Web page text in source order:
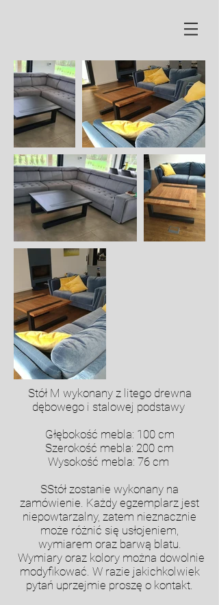
Stół M wykonany z litego drewna
dębowego i stalowej podstawy
Głębokość mebla: 100 cm
Szerokość mebla: 200 cm
Wysokość mebla: 76 cm
SStół zostanie wykonany na
zamówienie. Każdy egzemplarz jest
niepowtarzalny, zatem nieznacznie
może różnić się usłojeniem,
wymiarem oraz barwą blatu.
Wymiary oraz kolory można dowolnie
modyfikować. W razie jakichkolwiek
pytań uprzejmie proszę o kontakt.